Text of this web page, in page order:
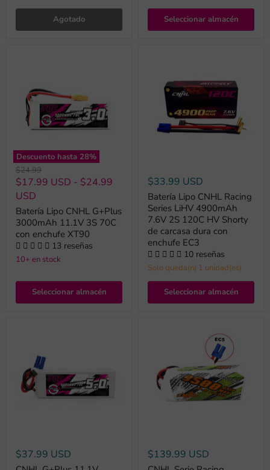
Agotado Seleccionar almacén
Descuento hasta 28%
Precio
original
$24.99
$17.99 USD - $24.99
USD
Batería Lipo CNHL G+Plus
3000mAh 11.1V 3S 70C
con enchufe XT90
13 reseñas
10+ en stock
Seleccionar almacén
$33.99 USD
Batería Lipo CNHL Racing
Series LiHV 4900mAh
7.6V 2S 120C HV Shorty
de carcasa dura con
enchufe EC3
10 reseñas
Solo queda(n) 1 unidad(es)
Seleccionar almacén
$37.99 USD $139.99 USD